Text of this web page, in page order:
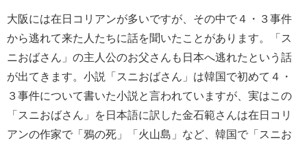
大阪には在日コリアンが多いですが、その中で４・３事件
から逃れて来た人たちに話を聞いたことがあります。「ス
ニおばさん」の主人公のお父さんも日本へ逃れたという話
が出てきます。小説「スニおばさん」は韓国で初めて４・
３事件について書いた小説と言われていますが、実はこの
「スニおばさん」を日本語に訳した金石範さんは在日コリ
アンの作家で「鴉の死」「火山島」など、韓国で「スニお